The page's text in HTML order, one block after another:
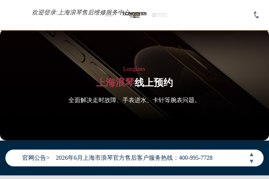
欢迎登录: 上海浪琴售后维修服务中心 
Longines
上海浪琴线上预约
全面解决走时故障、手表进水、卡针等腕表问题。
官网公告>
▲
▼
2026年6月上海市浪琴官方售后客户服务热线：400-995-7728
2026年6月浪琴售后服务中心最新网点地址：
上海市徐汇区虹桥路3号港汇中心写字楼2座37层3705室（需提前预约）